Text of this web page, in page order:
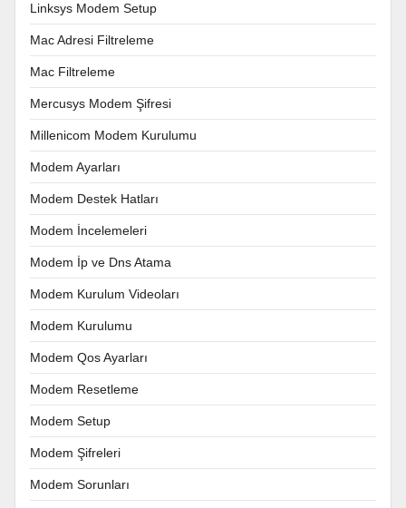
Linksys Modem Setup
Mac Adresi Filtreleme
Mac Filtreleme
Mercusys Modem Şifresi
Millenicom Modem Kurulumu
Modem Ayarları
Modem Destek Hatları
Modem İncelemeleri
Modem İp ve Dns Atama
Modem Kurulum Videoları
Modem Kurulumu
Modem Qos Ayarları
Modem Resetleme
Modem Setup
Modem Şifreleri
Modem Sorunları